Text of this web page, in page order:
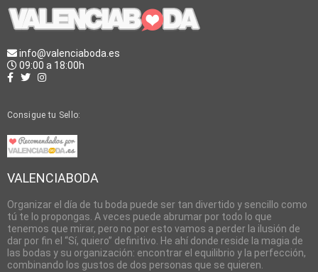
info@valenciaboda.es
09:00 a 18:00h
Consigue tu Sello:
VALENCIABODA
Organizar el día de tu boda puede ser tan divertido y sencillo como
tú te lo propongas. A veces puede abrumar por todo lo que
tenemos que mirar, pero no por esto vamos a perder la ilusión de
dar por fin el “Sí, quiero” definitivo. He ahí donde reside la magia de
las bodas y su organización: encontrar el equilibrio y la perfección,
combinando los gustos de dos personas que se quieren.